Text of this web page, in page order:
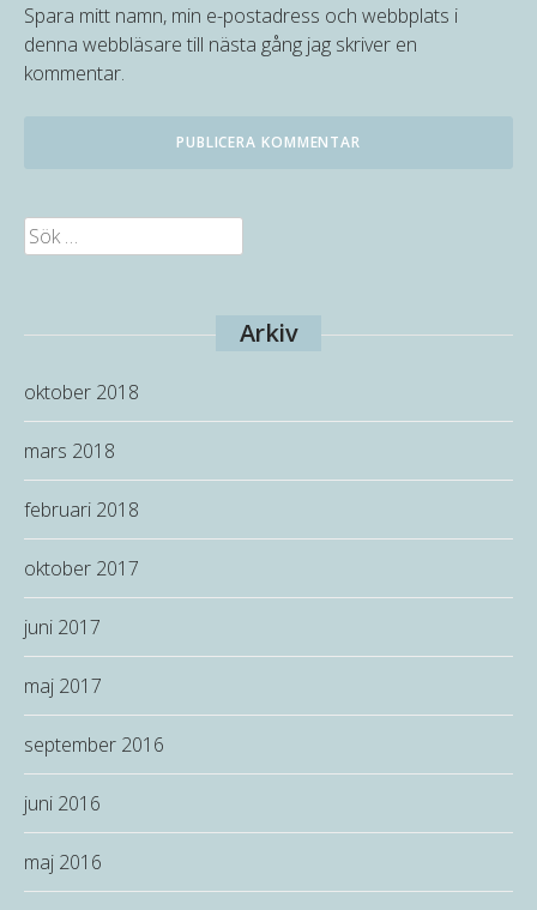
Spara mitt namn, min e-postadress och webbplats i
denna webbläsare till nästa gång jag skriver en
kommentar.
Sök
efter:
Arkiv
oktober 2018
mars 2018
februari 2018
oktober 2017
juni 2017
maj 2017
september 2016
juni 2016
maj 2016